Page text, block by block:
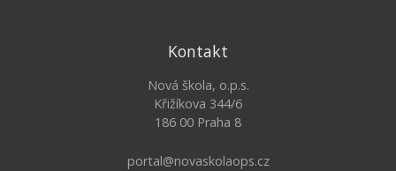
Kontakt
Nová škola, o.p.s.
Křižíkova 344/6
186 00 Praha 8
portal@novaskolaops.cz